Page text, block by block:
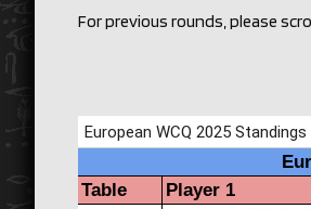
For previous rounds, please